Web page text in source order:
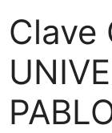
Clave